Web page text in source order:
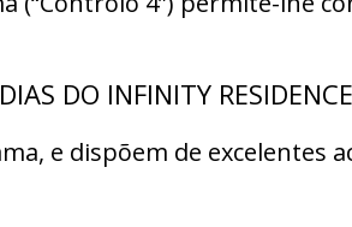
DO INFINITY RESIDENCE
e dispõem de excelentes